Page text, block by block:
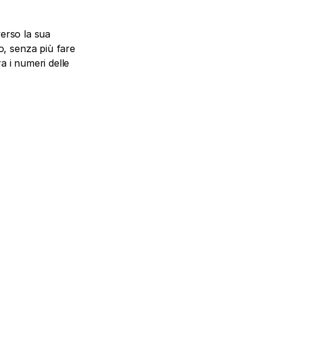
la sua
senza più fare
i numeri delle